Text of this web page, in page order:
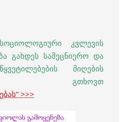
კვლევის
გახდეს სამეცნიერო და
მიღების
გთხოვთ
>>>